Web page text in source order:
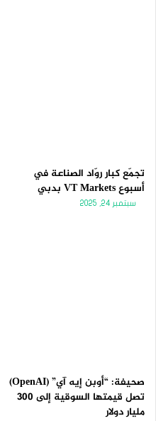
تجمّع كبار روّاد الصناعة في
أسبوع VT Markets بدبي
سبتمبر 24, 2025
صحيفة: “أوبن إيه آي” (OpenAI)
تصل قيمتها السوقية إلى 300
مليار دولار